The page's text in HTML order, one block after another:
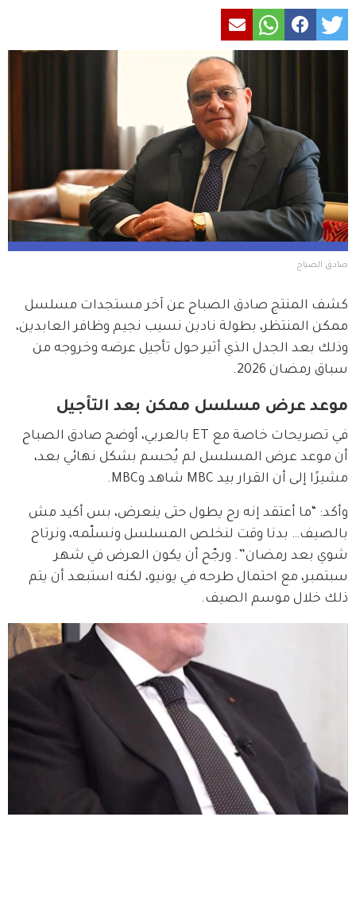
صادق الصباح
كشف المنتج صادق الصباح عن آخر مستجدات مسلسل
ممكن المنتظر، بطولة نادين نسيب نجيم وظافر العابدين،
وذلك بعد الجدل الذي أثير حول تأجيل عرضه وخروجه من
سباق رمضان 2026.
موعد عرض مسلسل ممكن بعد التأجيل
في تصريحات خاصة مع ET بالعربي، أوضح صادق الصباح
أن موعد عرض المسلسل لم يُحسم بشكل نهائي بعد،
مشيرًا إلى أن القرار بيد MBC شاهد وMBC.
وأكد: “ما أعتقد إنه رح يطول حتى ينعرض، بس أكيد مش
بالصيف… بدنا وقت لنخلص المسلسل ونسلّمه، ونرتاح
شوي بعد رمضان”. ورجّح أن يكون العرض في شهر
سبتمبر، مع احتمال طرحه في يونيو، لكنه استبعد أن يتم
ذلك خلال موسم الصيف.